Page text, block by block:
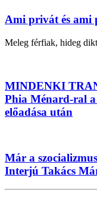
Ami privát és ami
Meleg férfiak, hideg
MINDENKI
Phia Ménard-ral
előadása után
Már a
Interjú Takács